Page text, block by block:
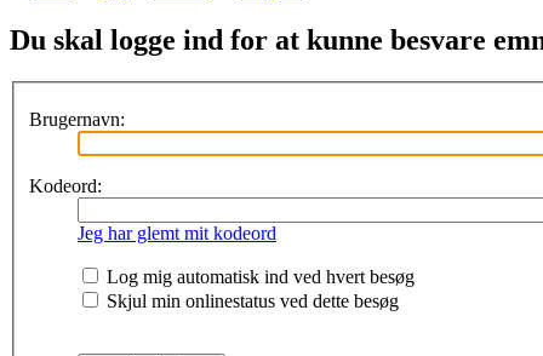
Du skal logge ind for at kunne besvare
Brugernavn:
Kodeord:
Jeg har glemt mit kodeord
Log mig automatisk ind ved hvert besøg
Skjul min onlinestatus ved dette besøg